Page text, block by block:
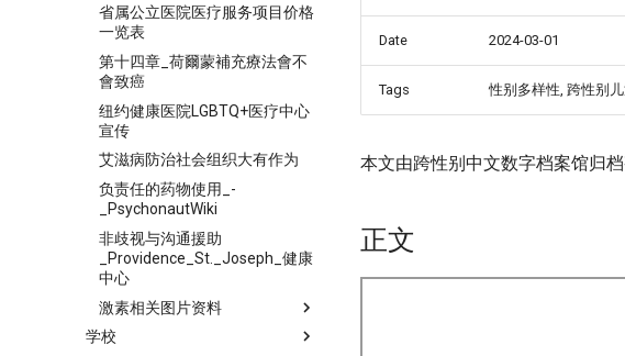
省属公立医院医疗服务项目价格
一览表
第十四章_荷爾蒙補充療法會不
會致癌
纽约健康医院LGBTQ+医疗中心
宣传
艾滋病防治社会组织大有作为
负责任的药物使用_-
_PsychonautWiki
非歧视与沟通援助
_Providence_St._Joseph_健康
中心
激素相关图片资料
学校
Date 2024-03-01
Tags 性别多样性, 跨性别
本文由跨性别中文数字档案馆归
正文